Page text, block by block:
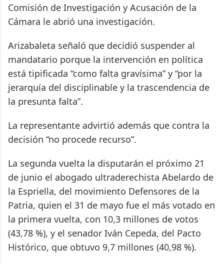
Comisión de Investigación y Acusación de la
Cámara le abrió una investigación.
Arizabaleta señaló que decidió suspender al
mandatario porque la intervención en política
está tipificada “como falta gravísima” y “por la
jerarquía del disciplinable y la trascendencia de
la presunta falta”.
La representante advirtió además que contra la
decisión “no procede recurso”.
La segunda vuelta la disputarán el próximo 21
de junio el abogado ultraderechista Abelardo de
la Espriella, del movimiento Defensores de la
Patria, quien el 31 de mayo fue el más votado en
la primera vuelta, con 10,3 millones de votos
(43,78 %), y el senador Iván Cepeda, del Pacto
Histórico, que obtuvo 9,7 millones (40,98 %).